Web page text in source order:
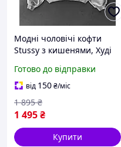
Модні чоловічі кофти
Stussy з кишенями, Худі
якості, Крута толстовка з
об'ємним капюшоном
Готово до відправки
від 150₴/міс
1 495₴
1 895 ₴
Купити